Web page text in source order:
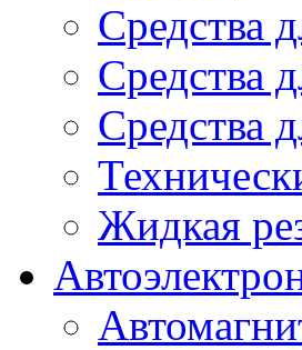
Средства
Средства
Средства
Жидкая